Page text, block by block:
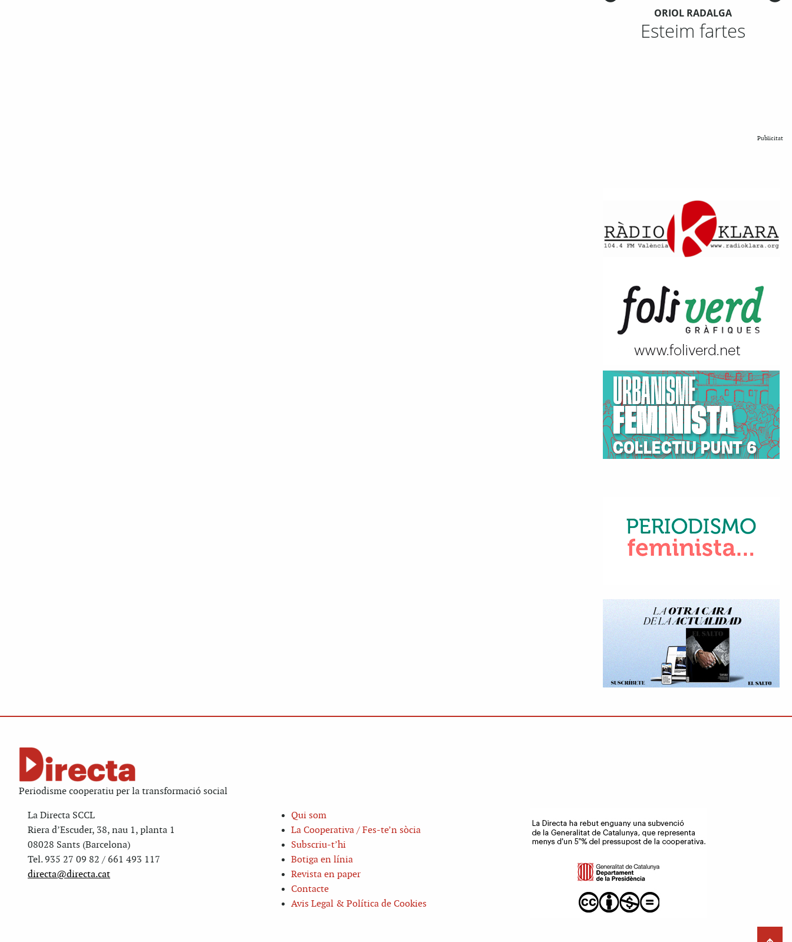
ORIOL RADALGA
Esteim fartes
Publicitat
Periodisme cooperatiu per la transformació social
La Directa SCCL
Riera d’Escuder, 38, nau 1, planta 1
08028 Sants (Barcelona)
Tel. 935 27 09 82 / 661 493 117
directa@directa.cat
Qui som
La Cooperativa / Fes-te’n sòcia
Subscriu-t’hi
Botiga en línia
Revista en paper
Contacte
Avis Legal & Política de Cookies